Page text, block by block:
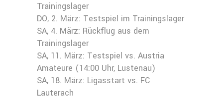
Trainingslager
DO, 2. März: Testspiel im Trainingslager
SA, 4. März: Rückflug aus dem
Trainingslager
SA, 11. März: Testspiel vs. Austria
Amateure (14:00 Uhr, Lustenau)
SA, 18. März: Ligasstart vs. FC
Lauterach